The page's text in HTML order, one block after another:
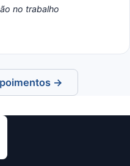
no trabalho
→